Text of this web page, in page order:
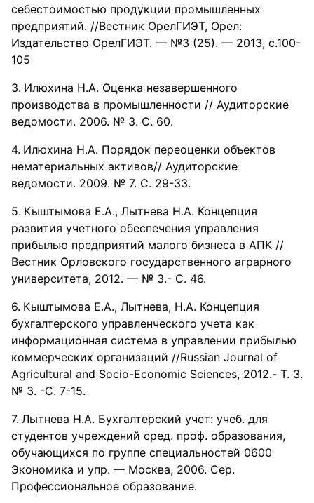
себестоимостью продукции промышленных
предприятий. //Вестник ОрелГИЭТ, Орел:
Издательство ОрелГИЭТ. — №3 (25). — 2013, с.100-
105
Илюхина Н.А. Оценка незавершенного
производства в промышленности // Аудиторские
ведомости. 2006. № 3. С. 60.
Илюхина Н.А. Порядок переоценки объектов
нематериальных активов// Аудиторские
ведомости. 2009. № 7. С. 29-33.
Кыштымова Е.А., Лытнева Н.А. Концепция
развития учетного обеспечения управления
прибылью предприятий малого бизнеса в АПК //
Вестник Орловского государственного аграрного
университета, 2012. — № 3.- С. 46.
Кыштымова Е.А., Лытнева, Н.А. Концепция
бухгалтерского управленческого учета как
информационная система в управлении прибылью
коммерческих организаций //Russian Journal of
Agricultural and Socio-Economic Sciences, 2012.- Т. 3.
№ 3. -С. 7-15.
Лытнева Н.А. Бухгалтерский учет: учеб. для
студентов учреждений сред. проф. образования,
обучающихся по группе специальностей 0600
Экономика и упр. — Москва, 2006. Сер.
Профессиональное образование.